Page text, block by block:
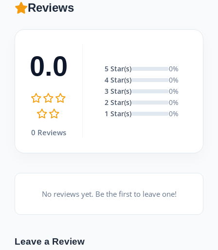
Reviews
0.0
0 Reviews
5 Star(s)
0%
4 Star(s)
0%
3 Star(s)
0%
2 Star(s)
0%
1 Star(s)
0%
No reviews yet. Be the first to leave one!
Leave a Review